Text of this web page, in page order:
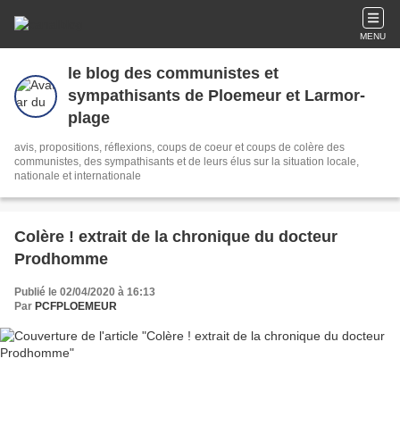
MENU
le blog des communistes et
sympathisants de Ploemeur et Larmor-
plage
avis, propositions, réflexions, coups de coeur et coups de colère des
communistes, des sympathisants et de leurs élus sur la situation locale,
nationale et internationale
Colère ! extrait de la chronique du docteur
Prodhomme
Publié le 02/04/2020 à 16:13
Par PCFPLOEMEUR